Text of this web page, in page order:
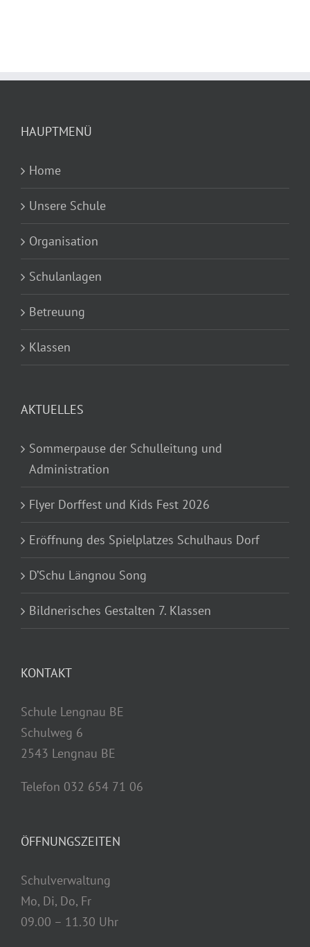
HAUPTMENÜ
Home
Unsere Schule
Organisation
Schulanlagen
Betreuung
Klassen
AKTUELLES
Sommerpause der Schulleitung und
Administration
Flyer Dorffest und Kids Fest 2026
Eröffnung des Spielplatzes Schulhaus Dorf
D’Schu Längnou Song
Bildnerisches Gestalten 7. Klassen
KONTAKT
Schule Lengnau BE
Schulweg 6
2543 Lengnau BE
Telefon 032 654 71 06
ÖFFNUNGSZEITEN
Schulverwaltung
Mo, Di, Do, Fr
09.00 – 11.30 Uhr